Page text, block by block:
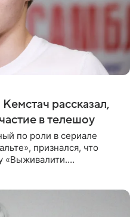
рассказал,
в телешоу
по роли в сериале
признался, что
«Выживалити.